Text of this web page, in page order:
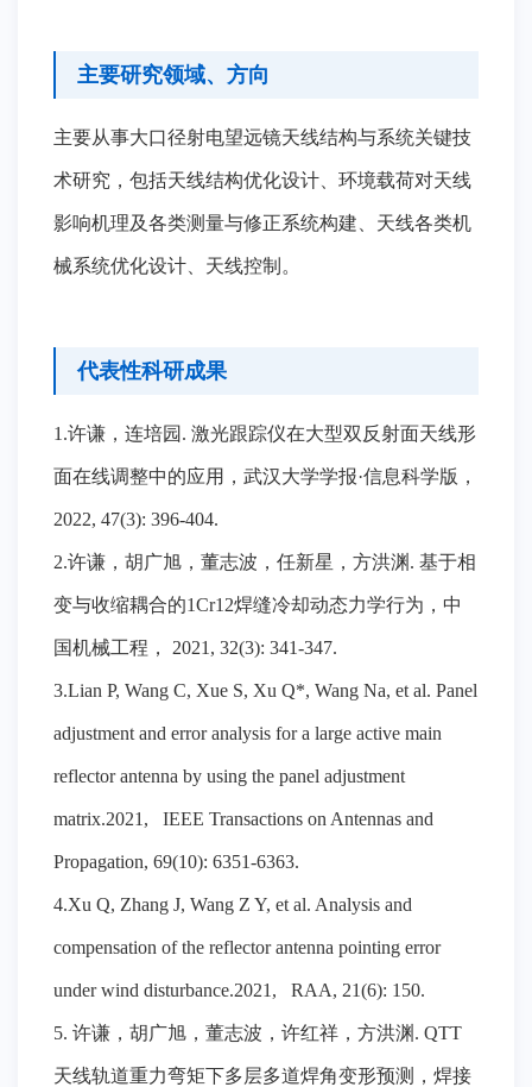
主要研究领域、方向
主要从事大口径射电望远镜天线结构与系统关键技
术研究，包括天线结构优化设计、环境载荷对天线
影响机理及各类测量与修正系统构建、天线各类机
械系统优化设计、天线控制。
代表性科研成果
1.许谦，连培园. 激光跟踪仪在大型双反射面天线形
面在线调整中的应用，武汉大学学报·信息科学版，
2022, 47(3): 396-404.
2.许谦，胡广旭，董志波，任新星，方洪渊. 基于相
变与收缩耦合的1Cr12焊缝冷却动态力学行为，中
国机械工程， 2021, 32(3): 341-347.
3.Lian P, Wang C, Xue S, Xu Q*, Wang Na, et al. Panel
adjustment and error analysis for a large active main
reflector antenna by using the panel adjustment
matrix.2021, IEEE Transactions on Antennas and
Propagation, 69(10): 6351-6363.
4.Xu Q, Zhang J, Wang Z Y, et al. Analysis and
compensation of the reflector antenna pointing error
under wind disturbance.2021, RAA, 21(6): 150.
5. 许谦，胡广旭，董志波，许红祥，方洪渊. QTT
天线轨道重力弯矩下多层多道焊角变形预测，焊接